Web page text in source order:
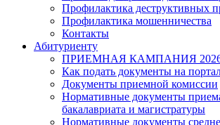
Профилактика деструктивных
Профилактика мошенничества
Контакты
Абитуриенту
ПРИЕМНАЯ КАМПАНИЯ
Как подать документы на
Документы приемной комиссии
Нормативные документы
бакалавриата и магистратуры
Нормативные документы